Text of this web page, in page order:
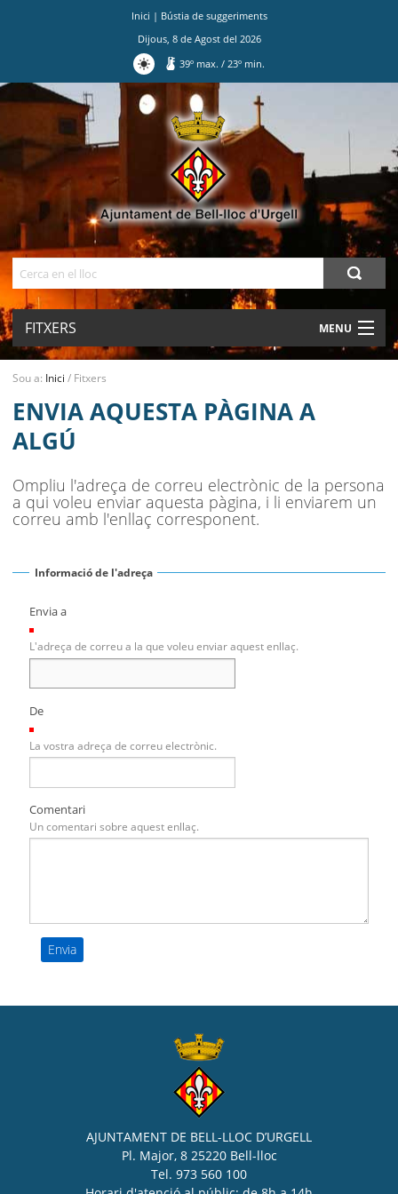
Inici | Bústia de suggeriments
Dijous, 8de Agostdel 2026
39º max./ 23º min.
FITXERS MENU
MUNICIPI
SEU ELECTRÒNICA
BELL-LLOC SOLUCIONA
Sou a: Inici / Fitxers
ENVIA AQUESTA PÀGINA A
ALGÚ
Ompliu l'adreça de correu electrònic de la persona
a qui voleu enviar aquesta pàgina, i li enviarem un
correu amb l'enllaç corresponent.
Informació de l'adreça
Envia a
L'adreça de correu a la que voleu enviar aquest enllaç.
De
La vostra adreça de correu electrònic.
Comentari
Un comentari sobre aquest enllaç.
AJUNTAMENT DE BELL-LLOC D’URGELL
Pl. Major, 8 25220 Bell-lloc
Tel. 973 560 100